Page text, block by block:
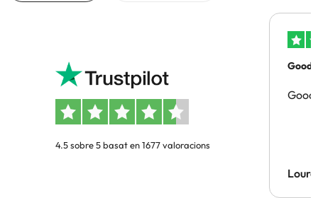
4.5 sobre 5 basat en 1677 valoracions
Good
Good